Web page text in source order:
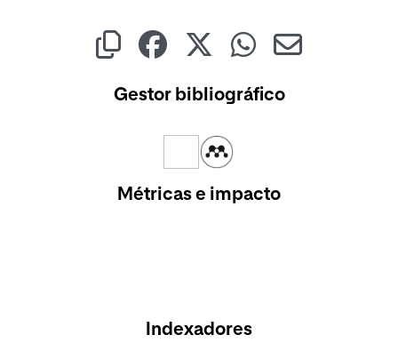
Gestor bibliográfico
Métricas e impacto
Indexadores